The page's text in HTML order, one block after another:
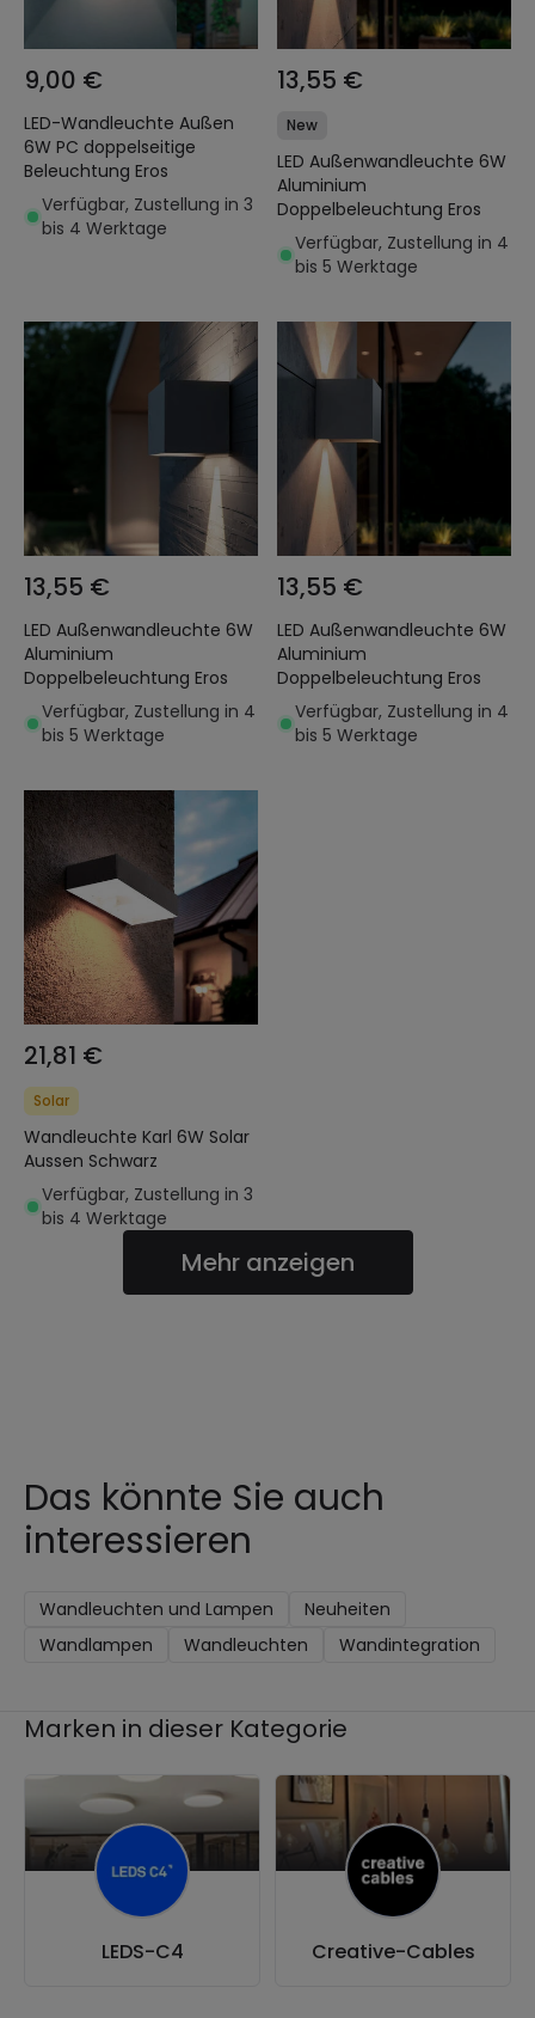
9,00 €
LED-Wandleuchte Außen
6W PC doppelseitige
Beleuchtung Eros
Verfügbar, Zustellung in 3
bis 4 Werktage
13,55 €
New
LED Außenwandleuchte 6W
Aluminium
Doppelbeleuchtung Eros
Verfügbar, Zustellung in 4
bis 5 Werktage
13,55 €
LED Außenwandleuchte 6W
Aluminium
Doppelbeleuchtung Eros
Verfügbar, Zustellung in 4
bis 5 Werktage
13,55 €
LED Außenwandleuchte 6W
Aluminium
Doppelbeleuchtung Eros
Verfügbar, Zustellung in 4
bis 5 Werktage
21,81 €
Solar
Wandleuchte Karl 6W Solar
Aussen Schwarz
Verfügbar, Zustellung in 3
bis 4 Werktage
Mehr anzeigen
Das könnte Sie auch
interessieren
Wandleuchten und Lampen
Neuheiten
Wandlampen
Wandleuchten Wandintegration
Marken in dieser Kategorie
LEDS-C4 Creative-Cables